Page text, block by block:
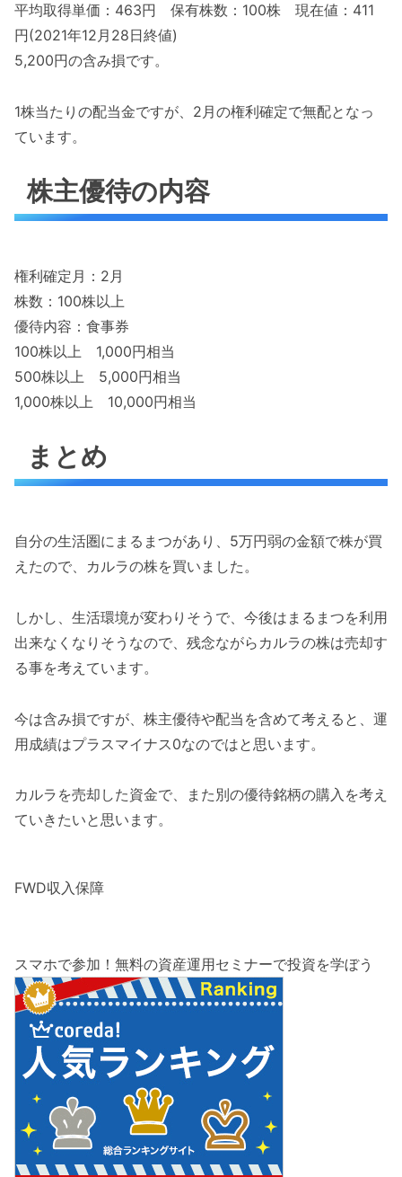
平均取得単価：463円 保有株数：100株 現在値：411
円(2021年12月28日終値)
5,200円の含み損です。
1株当たりの配当金ですが、2月の権利確定で無配となっ
ています。
株主優待の内容
権利確定月：2月
株数：100株以上
優待内容：食事券
100株以上 1,000円相当
500株以上 5,000円相当
1,000株以上 10,000円相当
まとめ
自分の生活圏にまるまつがあり、5万円弱の金額で株が買
えたので、カルラの株を買いました。
しかし、生活環境が変わりそうで、今後はまるまつを利用
出来なくなりそうなので、残念ながらカルラの株は売却す
る事を考えています。
今は含み損ですが、株主優待や配当を含めて考えると、運
用成績はプラスマイナス0なのではと思います。
カルラを売却した資金で、また別の優待銘柄の購入を考え
ていきたいと思います。
FWD収入保障
スマホで参加！無料の資産運用セミナーで投資を学ぼう